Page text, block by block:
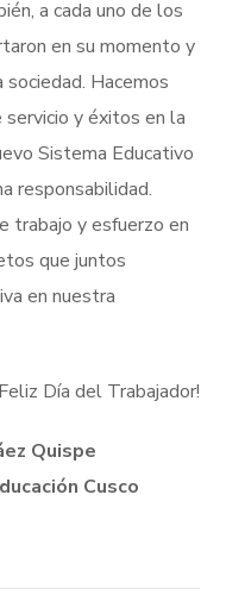
a cada uno de los
en su momento y
Hacemos
y éxitos en la
Sistema Educativo
responsabilidad.
trabajo y esfuerzo en
que juntos
en nuestra
Día del Trabajador!
Quispe
Cusco